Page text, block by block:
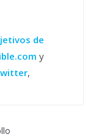
de
y
,